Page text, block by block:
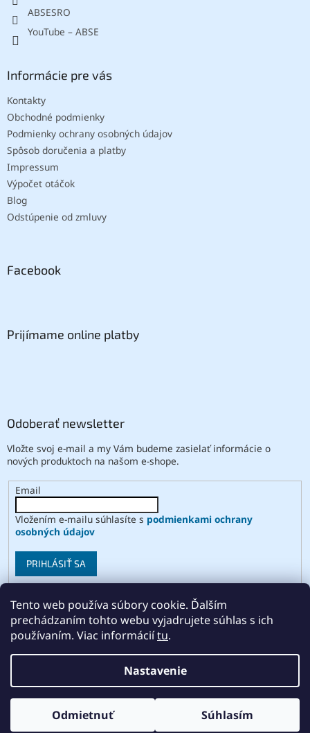
Tento web používa súbory cookie. Ďalším
prechádzaním tohto webu vyjadrujete súhlas s ich
používaním. Viac informáciítu.
Nastavenie
Odmietnuť Súhlasím
ABSESRO
YouTube – ABSE
Informácie pre vás
Kontakty
Obchodné podmienky
Podmienky ochrany osobných údajov
Spôsob doručenia a platby
Impressum
Výpočet otáčok
Blog
Odstúpenie od zmluvy
Facebook
Prijímame online platby
Odoberať newsletter
Vložte svoj e-mail a my Vám budeme zasielať informácie o
nových produktoch na našom e-shope.
Email
Vložením e-mailu súhlasíte s podmienkami ochrany
osobných údajov
PRIHLÁSIŤ SA
Vytvoril Shoptet
ABSE. Všetky práva vyhradené.